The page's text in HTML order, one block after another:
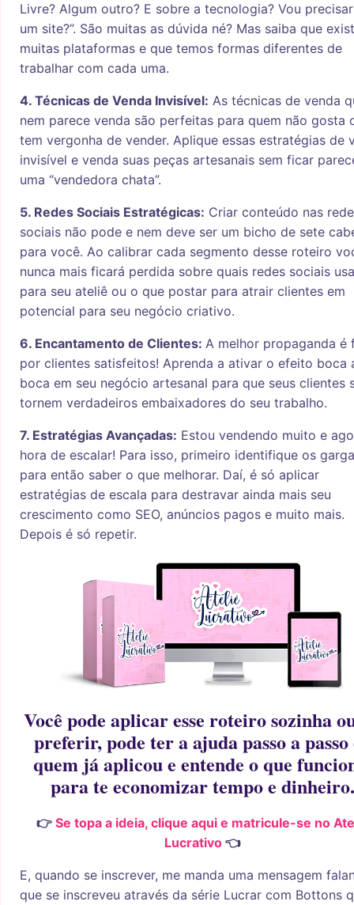
Livre? Algum outro? E sobre a tecnologia? Vou
um site?”. São muitas as dúvida né? Mas saiba que
muitas plataformas e que temos formas diferentes de
trabalhar com cada uma.
4. Técnicas de Venda Invisível: As técnicas de venda
nem parece venda são perfeitas para quem não gosta
tem vergonha de vender. Aplique essas estratégias de
invisível e venda suas peças artesanais sem ficar
uma “vendedora chata”.
5. Redes Sociais Estratégicas: Criar conteúdo nas
sociais não pode e nem deve ser um bicho de sete
para você. Ao calibrar cada segmento desse roteiro
nunca mais ficará perdida sobre quais redes sociais
para seu ateliê ou o que postar para atrair clientes em
potencial para seu negócio criativo.
6. Encantamento de Clientes: A melhor propaganda é
por clientes satisfeitos! Aprenda a ativar o efeito boca
boca em seu negócio artesanal para que seus clientes
tornem verdadeiros embaixadores do seu trabalho.
7. Estratégias Avançadas: Estou vendendo muito e
hora de escalar! Para isso, primeiro identifique os
para então saber o que melhorar. Daí, é só aplicar
estratégias de escala para destravar ainda mais seu
crescimento como SEO, anúncios pagos e muito mais.
Depois é só repetir.
Você pode aplicar esse roteiro sozinha
preferir, pode ter a ajuda passo a passo
quem já aplicou e entende o que
para te economizar tempo e dinheiro.
👉 Se topa a ideia, clique aqui e matricule-se no
Lucrativo 👈
E, quando se inscrever, me manda uma mensagem
que se inscreveu através da série Lucrar com Bottons